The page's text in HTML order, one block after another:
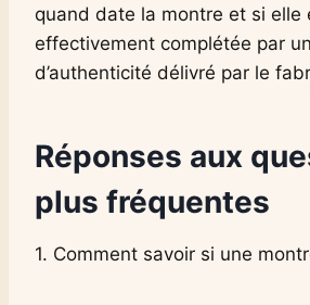
quand date la montre et si elle
effectivement complétée par
d’authenticité délivré par le
Réponses aux
plus fréquentes
1. Comment savoir si une